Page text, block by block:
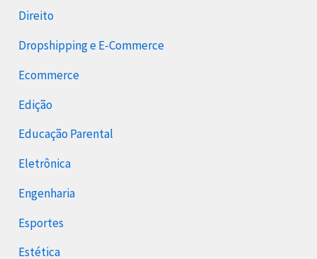
Direito
Dropshipping e E-Commerce
Ecommerce
Edição
Educação Parental
Eletrônica
Engenharia
Esportes
Estética